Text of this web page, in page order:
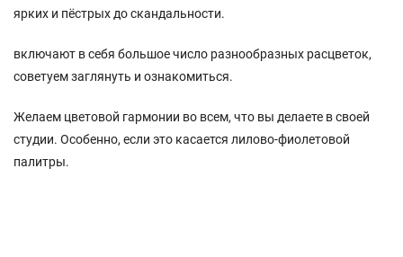
ярких и пёстрых до скандальности.
включают в себя большое число разнообразных расцветок,
советуем заглянуть и ознакомиться.
Желаем цветовой гармонии во всем, что вы делаете в своей
студии. Особенно, если это касается лилово-фиолетовой
палитры.